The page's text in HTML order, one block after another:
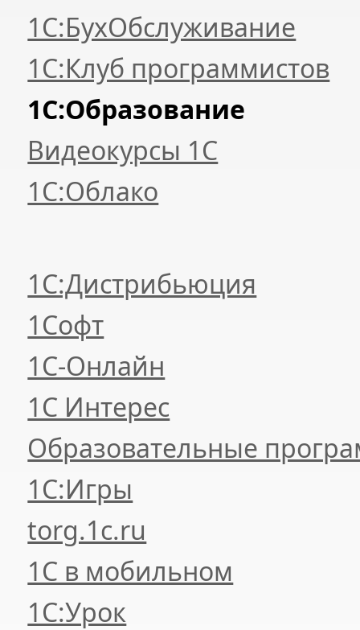
1С:БухОбслуживание
1С:Клуб программистов
1С:Образование
Видеокурсы 1С
1С:Облако
1С:Дистрибьюция
1Софт
1С-Онлайн
1С Интерес
Образовательные
1С:Игры
torg.1c.ru
1С в мобильном
1С:Урок